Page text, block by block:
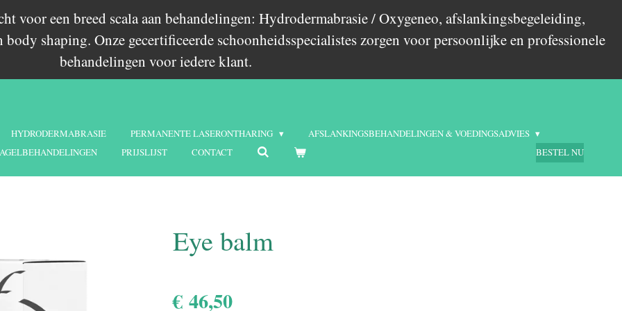
voor een breed scala aan behandelingen: Hydrodermabrasie / Oxygeneo, afslankingsbegeleiding,
shaping. Onze gecertificeerde schoonheidsspecialistes zorgen voor persoonlijke en professionele
behandelingen voor iedere klant.
HYDRODERMABRASIE PERMANENTE LASERONTHARING
AFSLANKINGSBEHANDELINGEN & VOEDINGSADVIES
PRIJSLIJST CONTACT BESTEL NU
Eye balm
€ 46,50